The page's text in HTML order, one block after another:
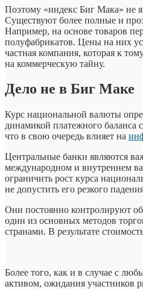
Поэтому «индекс Биг Мака» не
Существуют более полные и
Например, на основе товаров
полуфабрикатов. Цены на них
частная компания, которая к
на коммерческую тайну.
Дело не в Биг Маке
Курс национальной валюты
динамикой платежного баланса
что в свою очередь влияет на
Центральные банки являются
международном и внутреннем
ограничить рост курса
не допустить его резкого
Они постоянно контролируют
один из основных методов
странами. В результате
Более того, как и в случае с
активом, ожидания участников